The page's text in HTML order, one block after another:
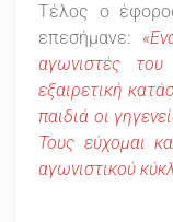
Τέλος ο
επεσήμανε:
αγωνιστές
εξαιρετική
παιδιά οι
Τους εύχομαι
αγωνιστικού